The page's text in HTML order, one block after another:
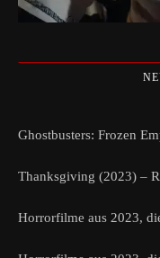
Ghostbusters: Frozen
Thanksgiving (2023) –
Horrorfilme aus 2023,